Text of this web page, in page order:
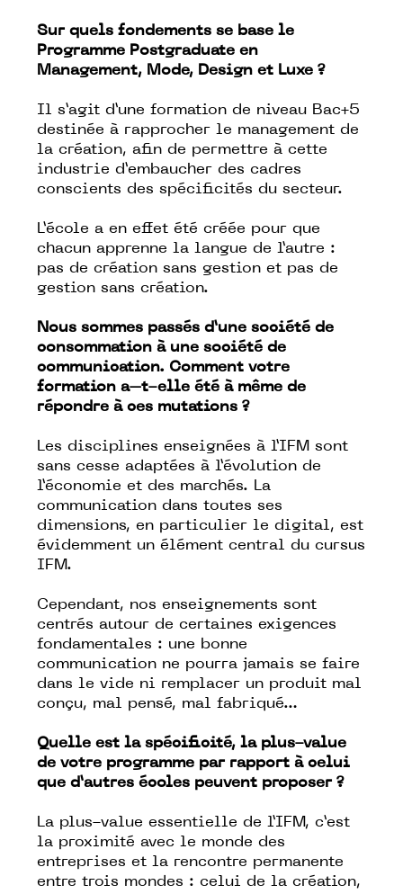
Sur quels fondements se base le
Programme Postgraduate en
Management, Mode, Design et Luxe ?
Il s’agit d’une formation de niveau Bac+5
destinée à rapprocher le management de
la création, afin de permettre à cette
industrie d’embaucher des cadres
conscients des spécificités du secteur.
L’école a en effet été créée pour que
chacun apprenne la langue de l’autre :
pas de création sans gestion et pas de
gestion sans création.
Nous sommes passés d’une société de
consommation à une société de
communication. Comment votre
formation a–t-elle été à même de
répondre à ces mutations ?
Les disciplines enseignées à l’IFM sont
sans cesse adaptées à l’évolution de
l’économie et des marchés. La
communication dans toutes ses
dimensions, en particulier le digital, est
évidemment un élément central du cursus
IFM.
Cependant, nos enseignements sont
centrés autour de certaines exigences
fondamentales : une bonne
communication ne pourra jamais se faire
dans le vide ni remplacer un produit mal
conçu, mal pensé, mal fabriqué…
Quelle est la spécificité, la plus-value
de votre programme par rapport à celui
que d’autres écoles peuvent proposer ?
La plus-value essentielle de l’IFM, c’est
la proximité avec le monde des
entreprises et la rencontre permanente
entre trois mondes : celui de la création,